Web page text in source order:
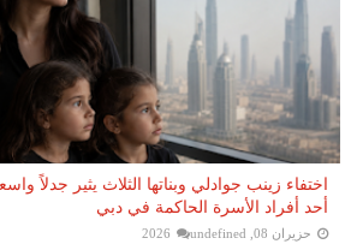
اختفاء زينب جوادلي وبناتها الثلاث يثير جدلاً
أحد أفراد الأسرة الحاكمة في دبي
حزيران 08, 2026 undefined